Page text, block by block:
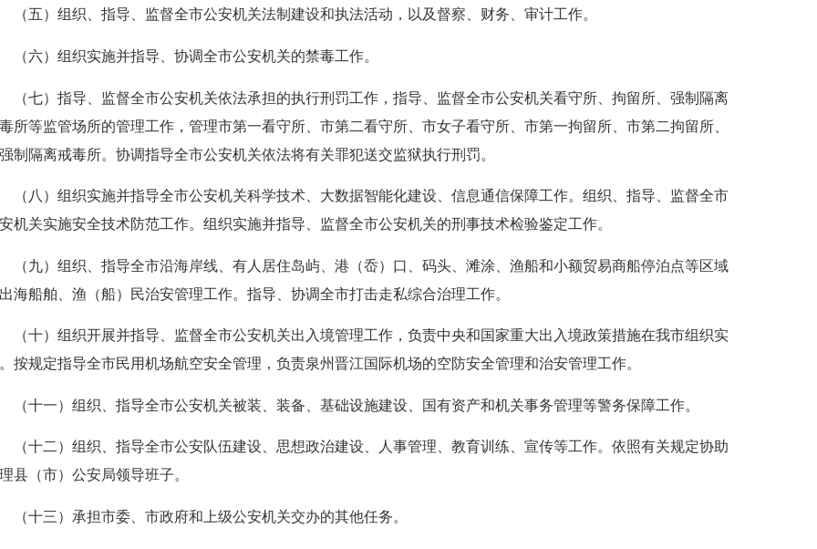
五）组织、指导、监督全市公安机关法制建设和执法活动，以及督察、财务、审计工作。
六）组织实施并指导、协调全市公安机关的禁毒工作。
七）指导、监督全市公安机关依法承担的执行刑罚工作，指导、监督全市公安机关看守所、拘留所、强制隔离
所等监管场所的管理工作，管理市第一看守所、市第二看守所、市女子看守所、市第一拘留所、市第二拘留所、
制隔离戒毒所。协调指导全市公安机关依法将有关罪犯送交监狱执行刑罚。
八）组织实施并指导全市公安机关科学技术、大数据智能化建设、信息通信保障工作。组织、指导、监督全市
机关实施安全技术防范工作。组织实施并指导、监督全市公安机关的刑事技术检验鉴定工作。
九）组织、指导全市沿海岸线、有人居住岛屿、港（岙）口、码头、滩涂、渔船和小额贸易商船停泊点等区域
海船舶、渔（船）民治安管理工作。指导、协调全市打击走私综合治理工作。
十）组织开展并指导、监督全市公安机关出入境管理工作，负责中央和国家重大出入境政策措施在我市组织实
按规定指导全市民用机场航空安全管理，负责泉州晋江国际机场的空防安全管理和治安管理工作。
十一）组织、指导全市公安机关被装、装备、基础设施建设、国有资产和机关事务管理等警务保障工作。
十二）组织、指导全市公安队伍建设、思想政治建设、人事管理、教育训练、宣传等工作。依照有关规定协助
县（市）公安局领导班子。
十三）承担市委、市政府和上级公安机关交办的其他任务。